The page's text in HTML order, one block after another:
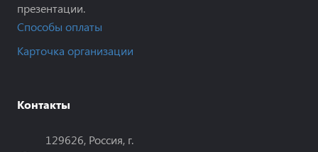
презентации.
Способы оплаты
Карточка организации
Контакты
129626, Россия, г.